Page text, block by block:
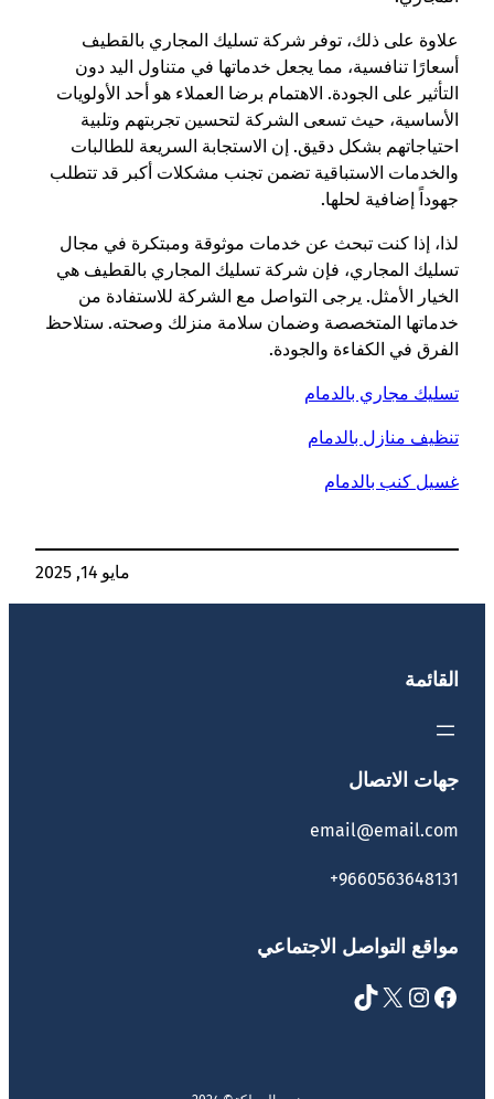
علاوة على ذلك، توفر شركة تسليك المجاري بالقطيف
أسعارًا تنافسية، مما يجعل خدماتها في متناول اليد دون
التأثير على الجودة. الاهتمام برضا العملاء هو أحد الأولويات
الأساسية، حيث تسعى الشركة لتحسين تجربتهم وتلبية
احتياجاتهم بشكل دقيق. إن الاستجابة السريعة للطالبات
والخدمات الاستباقية تضمن تجنب مشكلات أكبر قد تتطلب
جهوداً إضافية لحلها.
لذا، إذا كنت تبحث عن خدمات موثوقة ومبتكرة في مجال
تسليك المجاري، فإن شركة تسليك المجاري بالقطيف هي
الخيار الأمثل. يرجى التواصل مع الشركة للاستفادة من
خدماتها المتخصصة وضمان سلامة منزلك وصحته. ستلاحظ
الفرق في الكفاءة والجودة.
تسليك مجاري بالدمام
تنظيف منازل بالدمام
غسيل كنب بالدمام
مايو 14, 2025
القائمة
جهات الاتصال
email@email.com
9660563648131+
مواقع التواصل الاجتماعي
Facebook
Instagram
X
TikTok